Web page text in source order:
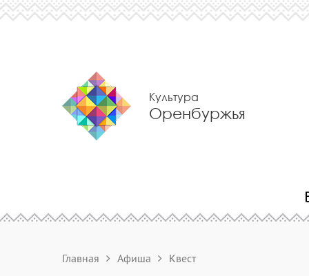
Культура
Оренбуржья
Главная Афиша Квест